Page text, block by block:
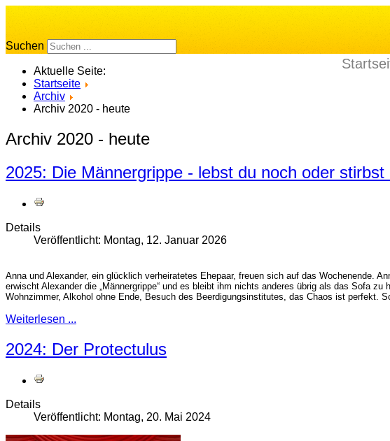
Suchen
Aktuelle Seite:
Startseite
Archiv
Archiv 2020 - heute
Archiv 2020 - heute
2025: Die Männergrippe - lebst du noch oder stirbst
Details
Veröffentlicht: Montag, 12. Januar 2026
Anna und Alexander, ein glücklich verheiratetes Ehepaar, freuen sich auf das Wochenende.
erwischt Alexander die „Männergrippe“ und es bleibt ihm nichts anderes übrig als das Sofa
Wohnzimmer, Alkohol ohne Ende, Besuch des Beerdigungsinstitutes, das Chaos ist perfekt.
Weiterlesen ...
2024: Der Protectulus
Details
Veröffentlicht: Montag, 20. Mai 2024